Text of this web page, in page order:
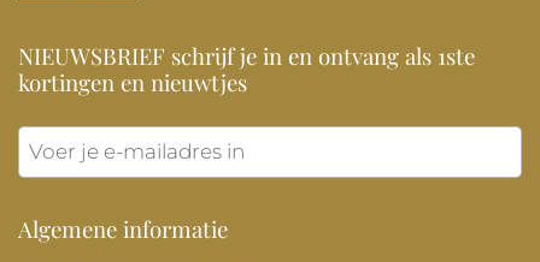
NIEUWSBRIEF schrijf je in en ontvang als 1ste
kortingen en nieuwtjes
Algemene informatie